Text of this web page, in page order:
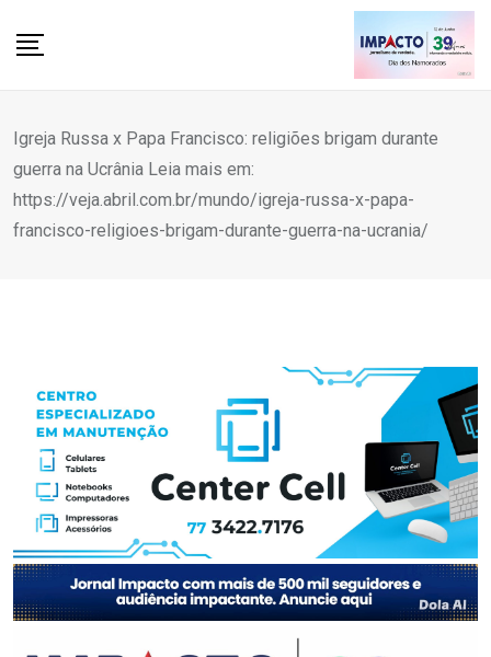
Igreja Russa x Papa Francisco: religiões brigam durante
guerra na Ucrânia Leia mais em:
https://veja.abril.com.br/mundo/igreja-russa-x-papa-
francisco-religioes-brigam-durante-guerra-na-ucrania/